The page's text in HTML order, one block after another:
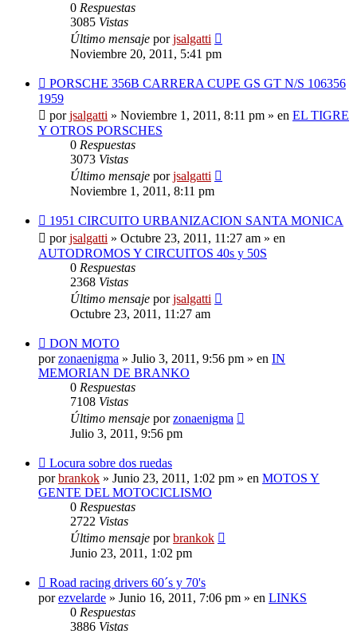
0 Respuestas
3085 Vistas
Último mensaje porjsalgatti
Noviembre 20, 2011, 5:41 pm
Nuevo
mensaje
PORSCHE 356B CARRERA CUPE GS GT N/S 106356
1959
porjsalgatti » Noviembre 1, 2011, 8:11 pm » en EL TIGRE
Y OTROS PORSCHES
0 Respuestas
3073 Vistas
Último mensaje porjsalgatti
Noviembre 1, 2011, 8:11 pm
Nuevo
mensaje
1951 CIRCUITO URBANIZACION SANTA MONICA
porjsalgatti » Octubre 23, 2011, 11:27 am » en
AUTODROMOS Y CIRCUITOS 40s y 50S
0 Respuestas
2368 Vistas
Último mensaje porjsalgatti
Octubre 23, 2011, 11:27 am
Nuevo
mensaje
DON MOTO
porzonaenigma » Julio 3, 2011, 9:56 pm » en IN
MEMORIAN DE BRANKO
0 Respuestas
7108 Vistas
Último mensaje porzonaenigma
Julio 3, 2011, 9:56 pm
Nuevo
mensaje
Locura sobre dos ruedas
porbrankok » Junio 23, 2011, 1:02 pm » en MOTOS Y
GENTE DEL MOTOCICLISMO
0 Respuestas
2722 Vistas
Último mensaje porbrankok
Junio 23, 2011, 1:02 pm
Nuevo
mensaje
Road racing drivers 60´s y 70's
porezvelarde » Junio 16, 2011, 7:06 pm » en LINKS
0 Respuestas
3886 Vistas